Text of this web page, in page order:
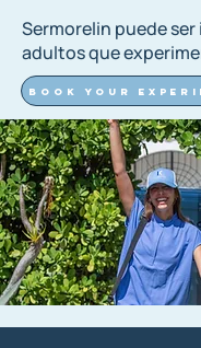
Sermorelin puede ser
adultos que
Book your